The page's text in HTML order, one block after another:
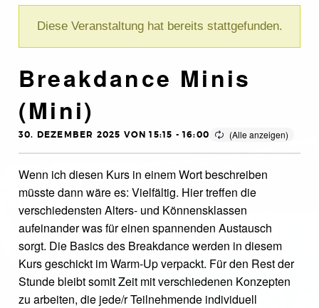
Diese Veranstaltung hat bereits stattgefunden.
Breakdance Minis
(Mini)
30. DEZEMBER 2025 VON 15:15 -16:00
Wenn ich diesen Kurs in einem Wort beschreiben
müsste dann wäre es: Vielfältig. Hier treffen die
verschiedensten Alters- und Könnensklassen
aufeinander was für einen spannenden Austausch
sorgt. Die Basics des Breakdance werden in diesem
Kurs geschickt im Warm-Up verpackt. Für den Rest der
Stunde bleibt somit Zeit mit verschiedenen Konzepten
zu arbeiten, die jede/r Teilnehmende individuell